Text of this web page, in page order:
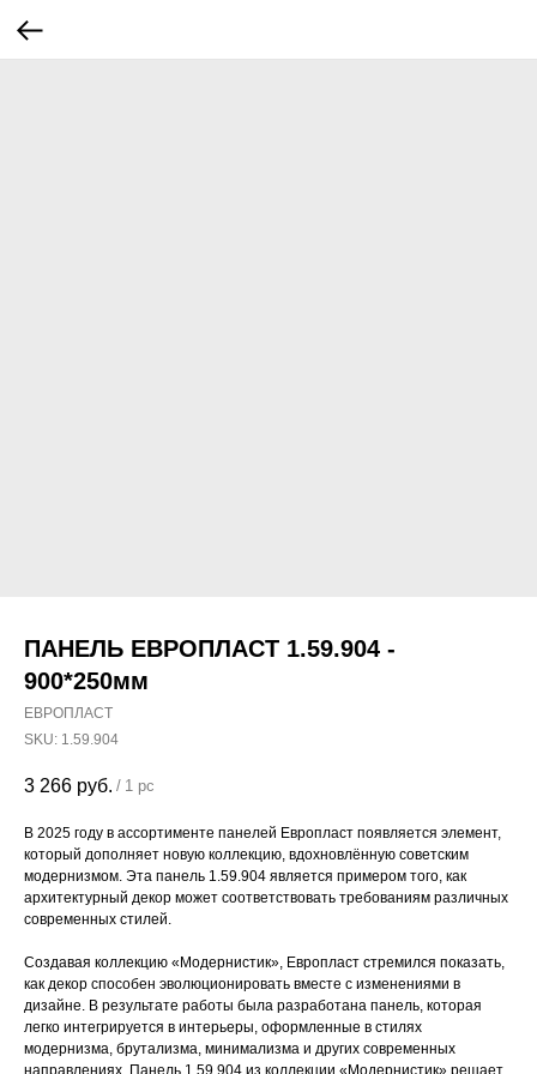
ПАНЕЛЬ ЕВРОПЛАСТ 1.59.904 -
900*250мм
ЕВРОПЛАСТ
SKU: 1.59.904
3 266 руб. / 1 pc
В 2025 году в ассортименте панелей Европласт появляется элемент,
который дополняет новую коллекцию, вдохновлённую советским
модернизмом. Эта панель 1.59.904 является примером того, как
архитектурный декор может соответствовать требованиям различных
современных стилей.
Создавая коллекцию «Модернистик», Европласт стремился показать,
как декор способен эволюционировать вместе с изменениями в
дизайне. В результате работы была разработана панель, которая
легко интегрируется в интерьеры, оформленные в стилях
модернизма, брутализма, минимализма и других современных